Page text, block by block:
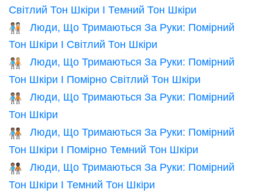
Світлий Тон Шкіри І Темний Тон Шкіри
🧑🏽‍🤝‍🧑🏻
Люди, Що Тримаються За Руки: Помірний
Тон Шкіри І Світлий Тон Шкіри
🧑🏽‍🤝‍🧑🏼
Люди, Що Тримаються За Руки: Помірний
Тон Шкіри І Помірно Світлий Тон Шкіри
🧑🏽‍🤝‍🧑🏽
Люди, Що Тримаються За Руки: Помірний
Тон Шкіри
🧑🏽‍🤝‍🧑🏾
Люди, Що Тримаються За Руки: Помірний
Тон Шкіри І Помірно Темний Тон Шкіри
🧑🏽‍🤝‍🧑🏿
Люди, Що Тримаються За Руки: Помірний
Тон Шкіри І Темний Тон Шкіри